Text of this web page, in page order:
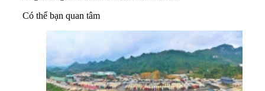
Có thể bạn quan tâm